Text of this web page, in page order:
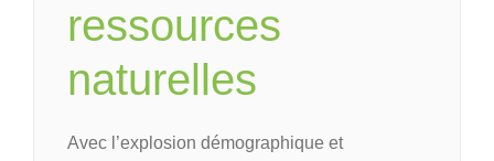
ressources
naturelles
Avec l’explosion démographique et